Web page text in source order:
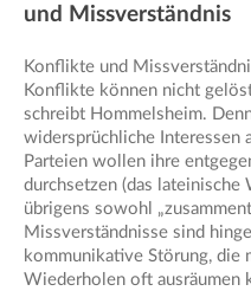
und Missverständnis
Konflikte und
Konflikte können nicht
schreibt Hommelsheim.
widersprüchliche Interessen
Parteien wollen ihre
durchsetzen (das lateinische
übrigens sowohl
Missverständnisse sind
kommunikative Störung, die
Wiederholen oft ausräumen